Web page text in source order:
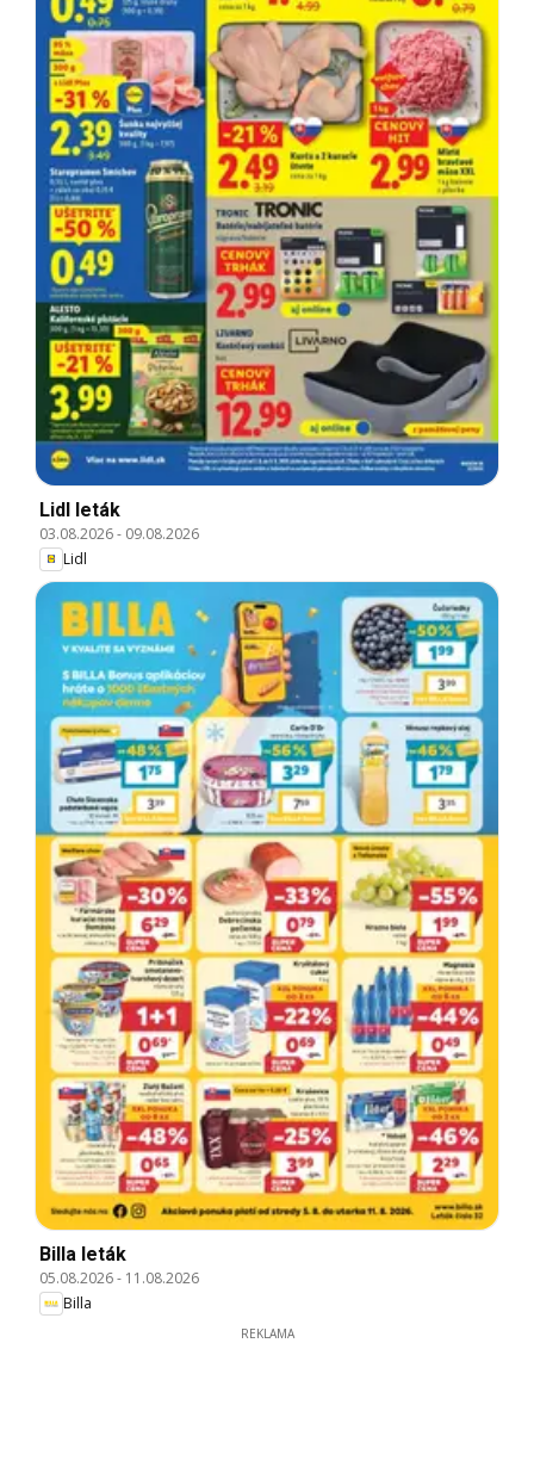
Lidl leták
03.08.2026- 09.08.2026
Lidl
Billa leták
05.08.2026- 11.08.2026
Billa
REKLAMA